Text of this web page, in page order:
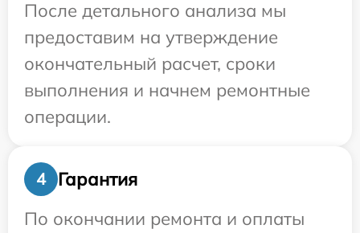
После детального анализа мы
предоставим на утверждение
окончательный расчет, сроки
выполнения и начнем ремонтные
операции.
4
Гарантия
По окончании ремонта и оплаты